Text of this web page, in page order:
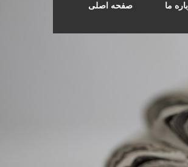
صفحه اصلی ما